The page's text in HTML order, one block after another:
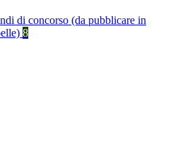
di concorso (da pubblicare in
8